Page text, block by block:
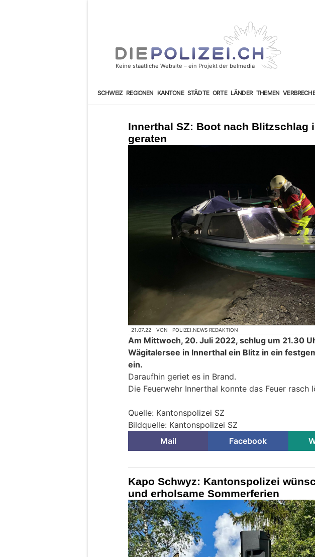
SCHWEIZ REGIONEN KANTONE STÄDTE ORTE LÄNDER THEMEN
Innerthal SZ: Boot nach Blitzschlag
geraten
21.07.22 VON POLIZEI.NEWS REDAKTION
Am Mittwoch, 20. Juli 2022, schlug um 21.30
Wägitalersee in Innerthal ein Blitz in ein
ein.
Daraufhin geriet es in Brand.
Die Feuerwehr Innerthal konnte das Feuer rasch
Quelle: Kantonspolizei SZ
Bildquelle: Kantonspolizei SZ
Mail
Facebook
Kapo Schwyz: Kantonspolizei
und erholsame Sommerferien